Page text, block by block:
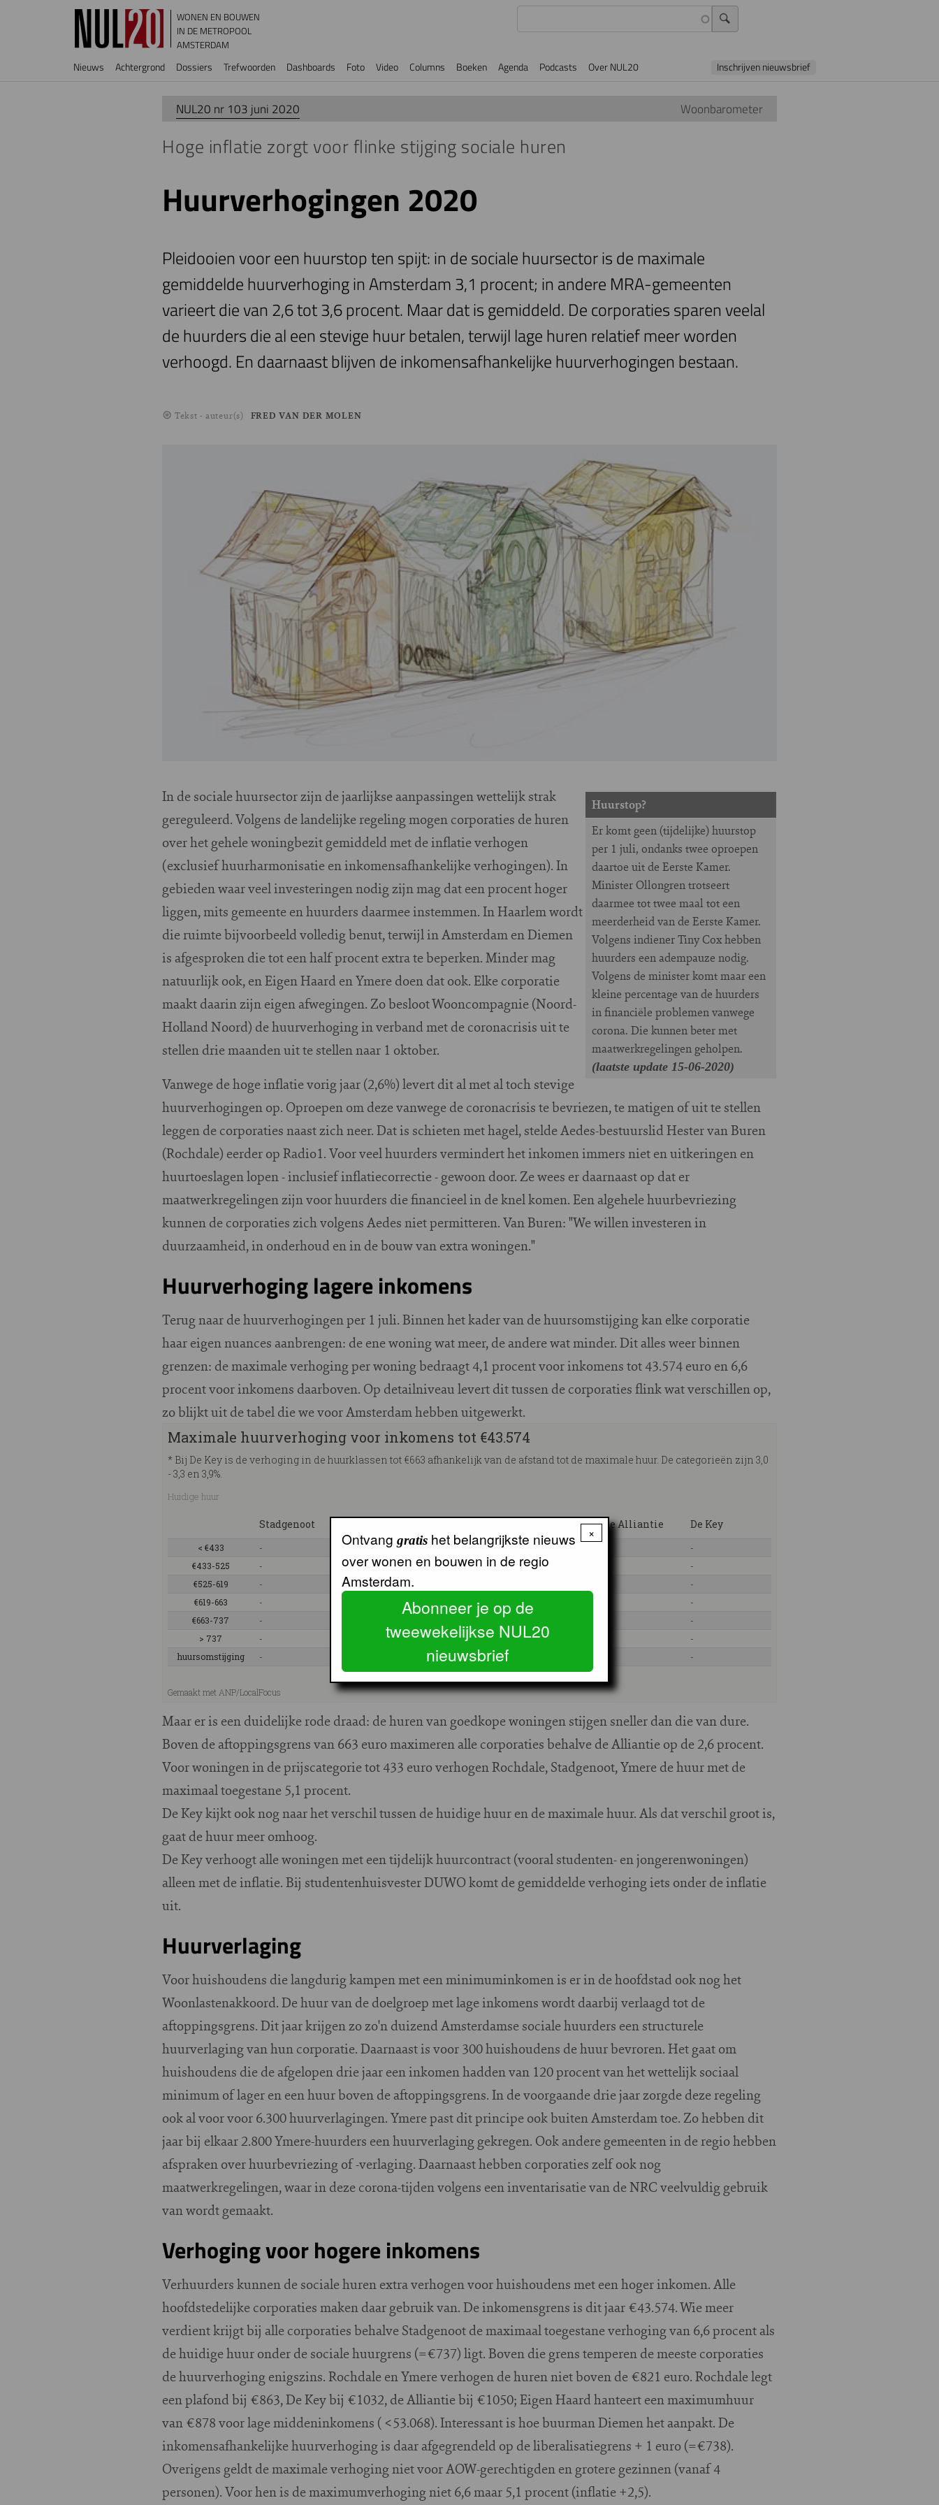
Overslaan en naar de inhoud gaan
WONEN EN BOUWEN
IN DE METROPOOL
AMSTERDAM
Hoofdnavigatie
Nieuws Achtergrond Dossiers Trefwoorden Dashboards Foto Video Columns Boeken Agenda Podcasts Over NUL20 Inschrijven nieuwsbrief
NUL20 nr 103 juni 2020 Woonbarometer
Hoge inflatie zorgt voor flinke stijging sociale huren
Huurverhogingen 2020
Pleidooien voor een huurstop ten spijt: in de sociale huursector is de maximale
gemiddelde huurverhoging in Amsterdam 3,1 procent; in andere MRA-gemeenten
varieert die van 2,6 tot 3,6 procent. Maar dat is gemiddeld. De corporaties sparen veelal
de huurders die al een stevige huur betalen, terwijl lage huren relatief meer worden
verhoogd. En daarnaast blijven de inkomensafhankelijke huurverhogingen bestaan.
Tekst - auteur(s) FRED VAN DER MOLEN
Huurstop?
Er komt geen (tijdelijke) huurstop
per 1 juli, ondanks twee oproepen
daartoe uit de Eerste Kamer.
Minister Ollongren trotseert
daarmee tot twee maal tot een
meerderheid van de Eerste Kamer.
Volgens indiener Tiny Cox hebben
huurders een adempauze nodig.
Volgens de minister komt maar een
kleine percentage van de huurders
in financiële problemen vanwege
corona. Die kunnen beter met
maatwerkregelingen geholpen.
(laatste update 15-06-2020)
In de sociale huursector zijn de jaarlijkse aanpassingen wettelijk strak
gereguleerd. Volgens de landelijke regeling mogen corporaties de huren
over het gehele woningbezit gemiddeld met de inflatie verhogen
(exclusief huurharmonisatie en inkomensafhankelijke verhogingen). In
gebieden waar veel investeringen nodig zijn mag dat een procent hoger
liggen, mits gemeente en huurders daarmee instemmen. In Haarlem wordt
die ruimte bijvoorbeeld volledig benut, terwijl in Amsterdam en Diemen
is afgesproken die tot een half procent extra te beperken. Minder mag
natuurlijk ook, en Eigen Haard en Ymere doen dat ook. Elke corporatie
maakt daarin zijn eigen afwegingen. Zo besloot Wooncompagnie (Noord-
Holland Noord) de huurverhoging in verband met de coronacrisis uit te
stellen drie maanden uit te stellen naar 1 oktober.
Vanwege de hoge inflatie vorig jaar (2,6%) levert dit al met al toch stevige
huurverhogingen op. Oproepen om deze vanwege de coronacrisis te bevriezen, te matigen of uit te stellen
leggen de corporaties naast zich neer. Dat is schieten met hagel, stelde Aedes-bestuurslid Hester van Buren
(Rochdale) eerder op Radio1. Voor veel huurders vermindert het inkomen immers niet en uitkeringen en
huurtoeslagen lopen - inclusief inflatiecorrectie - gewoon door. Ze wees er daarnaast op dat er
maatwerkregelingen zijn voor huurders die financieel in de knel komen.Een algehele huurbevriezing
kunnen de corporaties zich volgens Aedes niet permitteren. Van Buren: "We willen investeren in
duurzaamheid, in onderhoud en in de bouw van extra woningen."
Huurverhoging lagere inkomens
Terug naar de huurverhogingen per 1 juli. Binnen het kader van de huursomstijging kan elke corporatie
haar eigen nuances aanbrengen: de ene woning wat meer, de andere wat minder. Dit alles weer binnen
grenzen: de maximale verhoging per woning bedraagt 4,1 procent voor inkomens tot 43.574 euro en 6,6
procent voor inkomens daarboven. Op detailniveau levert dit tussen de corporaties flink wat verschillen op,
zo blijkt uit de tabel die we voor Amsterdam hebben uitgewerkt.
Maar er is een duidelijke rode draad: de huren van goedkope woningen stijgen sneller dan die van dure.
Boven de aftoppingsgrens van 663 euro maximeren alle corporaties behalve de Alliantie op de 2,6 procent.
Voor woningen in de prijscategorie tot 433 euro verhogen Rochdale, Stadgenoot, Ymere de huur met de
maximaal toegestane 5,1 procent.
De Key kijkt ook nog naar het verschil tussen de huidige huur en de maximale huur. Als dat verschil groot is,
gaat de huur meer omhoog.
De Key verhoogt alle woningen met een tijdelijk huurcontract (vooral studenten- en jongerenwoningen)
alleen met de inflatie. Bij studentenhuisvester DUWO komt de gemiddelde verhoging iets onder de inflatie
uit.
Huurverlaging
Voor huishoudens die langdurig kampen met een minimuminkomen is er in de hoofdstad ook nog het
Woonlastenakkoord. De huur van de doelgroep met lage inkomens wordt daarbij verlaagd tot de
aftoppingsgrens.Dit jaar krijgen zo zo'n duizend Amsterdamse sociale huurders een structurele
huurverlaging van hun corporatie. Daarnaast is voor 300 huishoudens de huur bevroren. Het gaat om
huishoudens die de afgelopen drie jaar een inkomen hadden van 120 procent van het wettelijk sociaal
minimum of lager en een huur boven de aftoppingsgrens.In de voorgaande drie jaar zorgde deze regeling
ook al voor voor 6.300 huurverlagingen. Ymere past dit principe ook buiten Amsterdam toe. Zo hebben dit
jaar bij elkaar 2.800 Ymere-huurders een huurverlaging gekregen. Ook andere gemeenten in de regio hebben
afspraken over huurbevriezing of -verlaging. Daarnaast hebben corporaties zelf ook nog
maatwerkregelingen, waar in deze corona-tijden volgens een inventarisatie van de NRC veelvuldig gebruik
van wordt gemaakt.
Verhoging voor hogere inkomens
Verhuurders kunnen de sociale huren extra verhogen voor huishoudens met een hoger inkomen. Alle
hoofdstedelijke corporaties maken daar gebruik van. De inkomensgrens is dit jaar €43.574. Wie meer
verdient krijgt bij alle corporaties behalve Stadgenoot de maximaal toegestane verhoging van 6,6 procent als
de huidige huur onder de sociale huurgrens (=€737) ligt. Boven die grens temperen de meeste corporaties
de huurverhoging enigszins. Rochdale en Ymere verhogen de huren niet boven de €821 euro. Rochdale legt
een plafond bij €863, De Key bij €1032, de Alliantie bij €1050; Eigen Haard hanteert een maximumhuur
van €878 voor lage middeninkomens ( <53.068). Interessant is hoe buurman Diemen het aanpakt. De
inkomensafhankelijke huurverhoging is daar afgegrendeld op de liberalisatiegrens + 1 euro (=€738).
Overigens geldt de maximale verhoging niet voor AOW-gerechtigden en grotere gezinnen (vanaf 4
personen). Voor hen is de maximumverhoging niet 6,6 maar 5,1 procent (inflatie +2,5).
×
Ontvang gratis het belangrijkste nieuws
over wonen en bouwen in de regio
Amsterdam.
Abonneer je op de
tweewekelijkse NUL20
nieuwsbrief